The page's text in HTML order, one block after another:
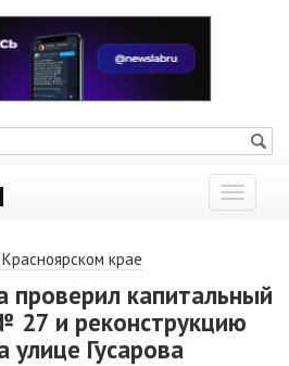
Показать
меню
крае
проверил капитальный
и реконструкцию
улице Гусарова